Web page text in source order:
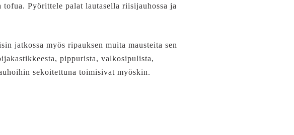
Pyörittele palat lautasella riisijauhossa ja
jatkossa myös ripauksen muita mausteita sen
pippurista, valkosipulista,
sekoitettuna toimisivat myöskin.